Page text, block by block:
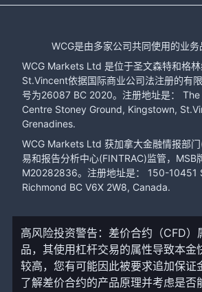
WCG是由多家公司共同使用的业务
WCG Markets Ltd 是位于圣文森特和格
St.Vincent依据国际商业公司法注册的有
号为26087 BC 2020。注册地址是：
Centre Stoney Ground, Kingstown,
Grenadines.
WCG Markets Ltd 获加拿大金融情报部
易和报告分析中心(FINTRAC)监管，MSB
M20282836。注册地址是： 150-10451
Richmond BC V6X 2W8, Canada.
高风险投资警告：差价合约（CFD）
品，其使用杠杆交易的属性导致本金
较高，您有可能因此被要求追加保证
了解差价合约的产品原理并考虑是否